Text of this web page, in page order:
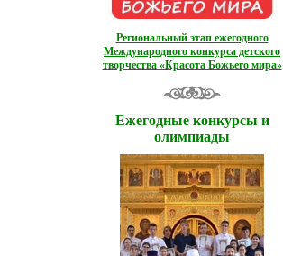
Региональный этап ежегодного
Международного конкурса детского
творчества «Красота Божьего мира»
Ежегодные конкурсы и
олимпиады